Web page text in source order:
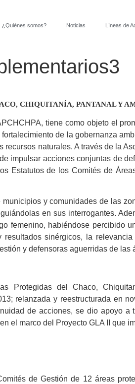
¿Quiénes somos? Noticias Líneas de
CHIQUITANÍA, PANTANAL Y
tiene como objeto el
de la gobernanza
naturales. A través de la
impulsar acciones conjuntas de
Estatutos de los Comités de
y comunidades de las
en sus interrogantes.
femenino, habiéndose percibido
sinérgicos, la
y defensoras aguerridas de las
Protegidas del Chaco,
relanzada y reestructurada en
de acciones, se dio apoyo a
el marco del Proyecto GLA II que
de Gestión de 12 áreas